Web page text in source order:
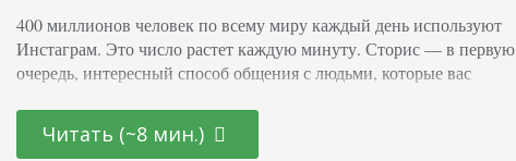
400 миллионов человек по всему миру каждый день используют
Инстаграм. Это число растет каждую минуту. Сторис — в первую
очередь, интересный способ общения с людьми, которые вас
зрителей и подписчиков к определенным продуктам. На графике
ниже — скорость роста популярности этого формата на
Читать (~8 мин.)